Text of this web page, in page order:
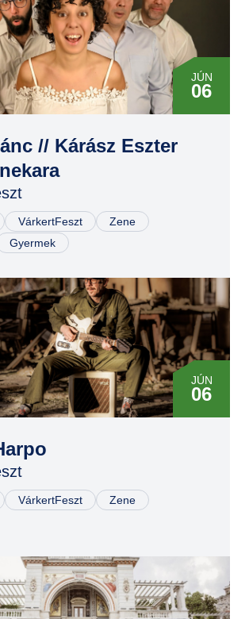
JÚN
06
// Kárász Eszter
VárkertFeszt
Zene
Gyermek
JÚN
06
VárkertFeszt
Zene